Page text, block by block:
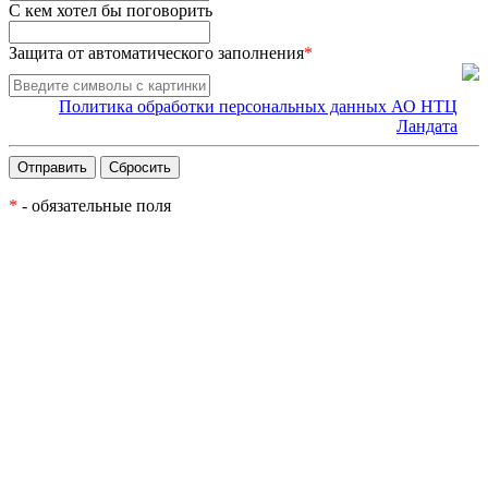
С кем хотел бы поговорить
Защита от автоматического заполнения*
Политика обработки персональных данных АО НТЦ
Ландата
* - обязательные поля